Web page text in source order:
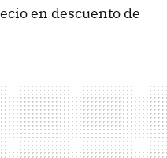
en descuento de